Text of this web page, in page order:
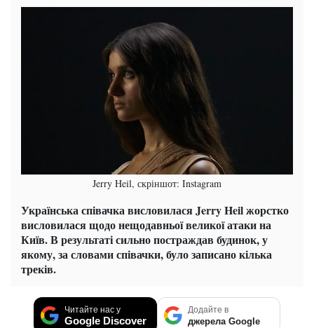
Jerry Heil, скріншот: Instagram
Українська співачка висловилася Jerry Heil жорстко
висловилася щодо нещодавньої великої атаки на
Київ. В результаті сильно постраждав будинок, у
якому, за словами співачки, було записано кілька
треків.
Читайте нас у
Google Discover
Додайте в
джерела Google